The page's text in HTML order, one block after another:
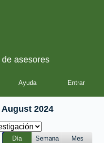
asesores
Ayuda
2024
Día Semana Mes